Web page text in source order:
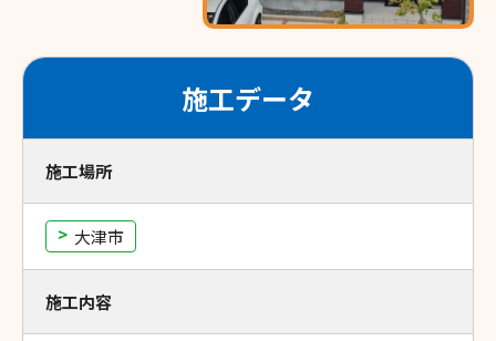
施工データ
施工場所
大津市
施工内容